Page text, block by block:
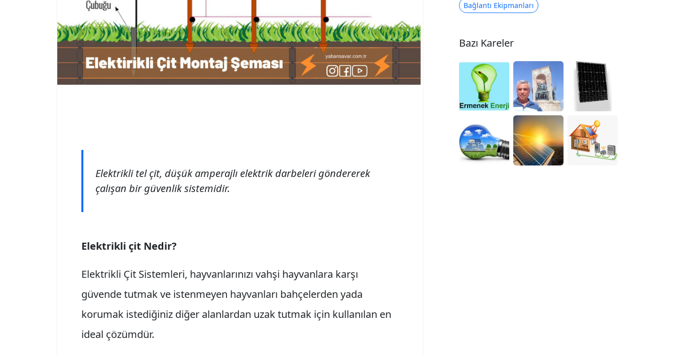
Elektrikli tel çit, düşük amperajlı elektrik darbeleri göndererek
çalışan bir güvenlik sistemidir.
Elektrikli çit Nedir?
Elektrikli Çit Sistemleri, hayvanlarınızı vahşi hayvanlara karşı
güvende tutmak ve istenmeyen hayvanları bahçelerden yada
korumak istediğiniz diğer alanlardan uzak tutmak için kullanılan en
ideal çözümdür.
Bağlantı Ekipmanları
Bazı Kareler